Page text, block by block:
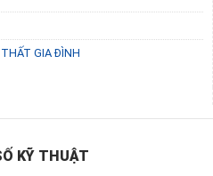
GIA ĐÌNH
KỸ THUẬT